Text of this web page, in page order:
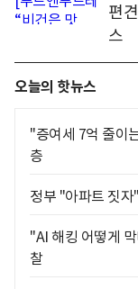
편
스
오늘의 핫뉴스
"증여세 7억 줄이
층
정부 "아파트 짓
"AI 해킹 어떻게
찰